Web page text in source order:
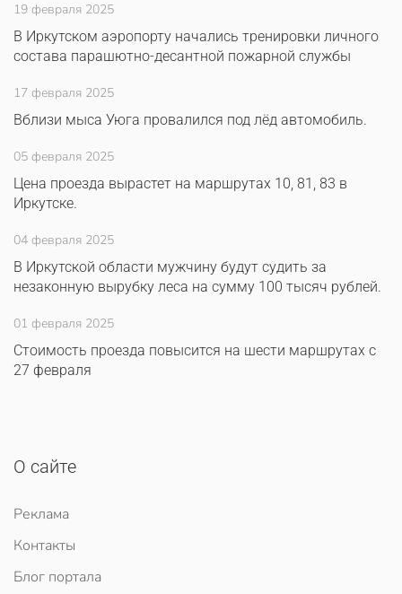
19 февраля 2025
В Иркутском аэропорту начались тренировки личного
состава парашютно-десантной пожарной службы
17 февраля 2025
Вблизи мыса Уюга провалился под лёд автомобиль.
05 февраля 2025
Цена проезда вырастет на маршрутах 10, 81, 83 в
Иркутске.
04 февраля 2025
В Иркутской области мужчину будут судить за
незаконную вырубку леса на сумму 100 тысяч рублей.
01 февраля 2025
Стоимость проезда повысится на шести маршрутах с
27 февраля
О сайте
Реклама
Контакты
Блог портала